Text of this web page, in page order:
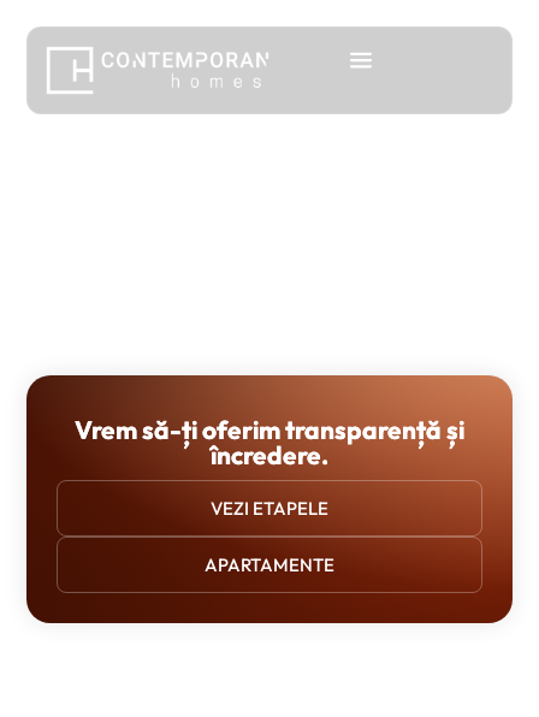
Vrem să-ți oferimtransparențăși
încredere.
VEZI ETAPELE
APARTAMENTE